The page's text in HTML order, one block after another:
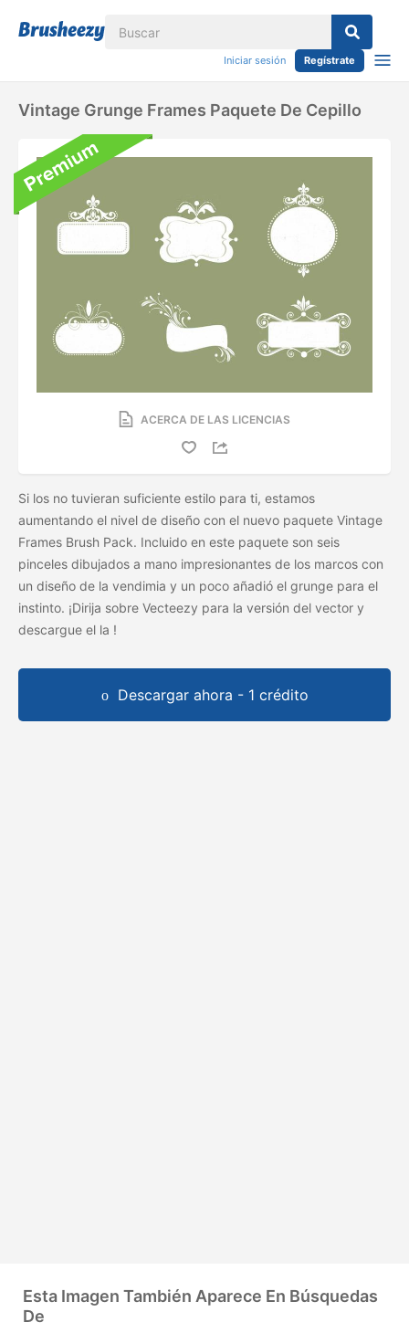
Iniciar sesión Regístrate
Vintage Grunge Frames Paquete De Cepillo
ACERCA DE LAS LICENCIAS
Si los no tuvieran suficiente estilo para ti, estamos
aumentando el nivel de diseño con el nuevo paquete Vintage
Frames Brush Pack. Incluido en este paquete son seis
pinceles dibujados a mano impresionantes de los marcos con
un diseño de la vendimia y un poco añadió el grunge para el
instinto. ¡Dirija sobre Vecteezy para la versión del vector y
descargue el la !
Descargar ahora - 1 crédito
Esta Imagen También Aparece En Búsquedas
De